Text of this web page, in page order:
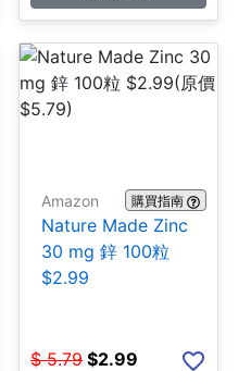
Amazon 購買指南
Nature Made Zinc
30 mg 鋅 100粒
$2.99
$ 5.79 $2.99